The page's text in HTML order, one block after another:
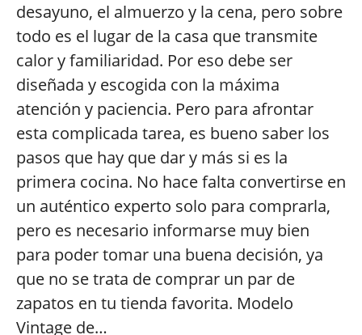
desayuno, el almuerzo y la cena, pero sobre
todo es el lugar de la casa que transmite
calor y familiaridad. Por eso debe ser
diseñada y escogida con la máxima
atención y paciencia. Pero para afrontar
esta complicada tarea, es bueno saber los
pasos que hay que dar y más si es la
primera cocina. No hace falta convertirse en
un auténtico experto solo para comprarla,
pero es necesario informarse muy bien
para poder tomar una buena decisión, ya
que no se trata de comprar un par de
zapatos en tu tienda favorita. Modelo
Vintage de…